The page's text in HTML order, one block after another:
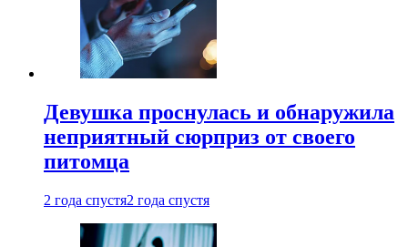
Девушка проснулась и обнаружила
неприятный сюрприз от своего
питомца
2 года спустя2 года спустя